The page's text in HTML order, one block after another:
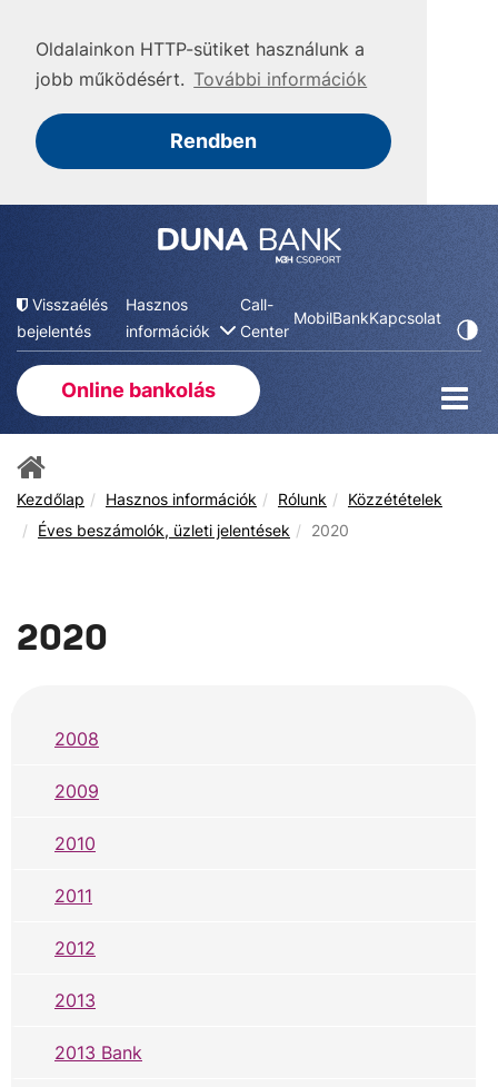
Oldalainkon HTTP-sütiket használunk a
jobb működésért. További információk
Rendben
Visszaélés
bejelentés
Hasznos
információk
Call-
Center
MobilBankKapcsolat
Online bankolás
Kezdőlap Hasznos információk Rólunk
Közzétételek
Éves beszámolók, üzleti jelentések
2020
2020
2008
2009
2010
2011
2012
2013
2013 Bank